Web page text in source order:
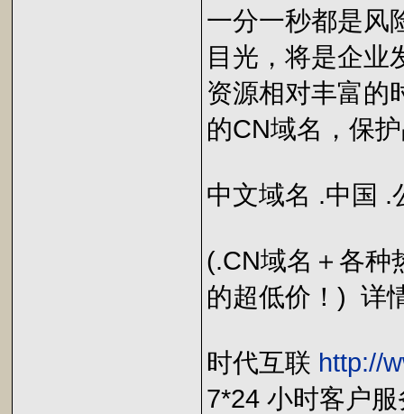
一分一秒都是风
目光，将是企业
资源相对丰富的
的CN域名，保
中文域名 .中国 .
(.CN域名＋各种
的超低价！) 详
时代互联 http://
7*24 小时客户